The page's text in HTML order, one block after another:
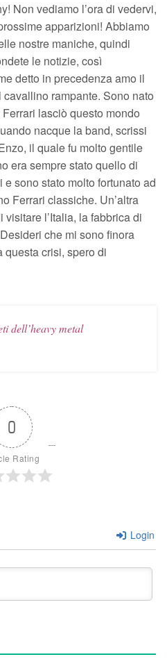
Non vediamo l’ora di vedervi,
apparizioni! Abbiamo
nostre maniche, quindi
le notizie, così
detto in precedenza amo il
rampante. Sono nato
lasciò questo mondo
nacque la band, scrissi
il quale fu molto gentile
era sempre stato quello di
sono stato molto fortunato ad
Ferrari classiche. Un’altra
l’Italia, la fabbrica di
che mi sono finora
questa crisi, spero di
dell’heavy metal
0
Rating
Login